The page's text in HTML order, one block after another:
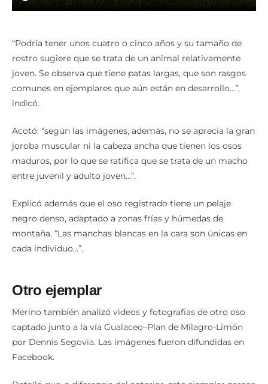
“Podría tener unos cuatro o cinco años y su tamaño de
rostro sugiere que se trata de un animal relativamente
joven. Se observa que tiene patas largas, que son rasgos
comunes en ejemplares que aún están en desarrollo…”,
indicó.
Acotó: “según las imágenes, además, no se aprecia la gran
joroba muscular ni la cabeza ancha que tienen los osos
maduros, por lo que se ratifica que se trata de un macho
entre juvenil y adulto joven…”.
Explicó además que el oso registrado tiene un pelaje
negro denso, adaptado a zonas frías y húmedas de
montaña. “Las manchas blancas en la cara son únicas en
cada individuo…”.
Otro ejemplar
Merino también analizó videos y fotografías de otro oso
captado junto a la vía Gualaceo–Plan de Milagro-Limón
por Dennis Segovia. Las imágenes fueron difundidas en
Facebook.